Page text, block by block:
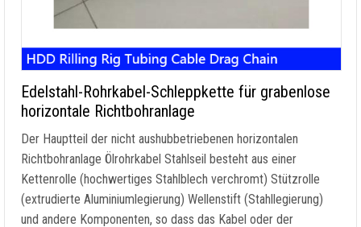
Edelstahl-Rohrkabel-Schleppkette für grabenlose
horizontale Richtbohranlage
Der Hauptteil der nicht aushubbetriebenen horizontalen
Richtbohranlage Ölrohrkabel Stahlseil besteht aus einer
Kettenrolle (hochwertiges Stahlblech verchromt) Stützrolle
(extrudierte Aluminiumlegierung) Wellenstift (Stahllegierung)
und andere Komponenten, so dass das Kabel oder der